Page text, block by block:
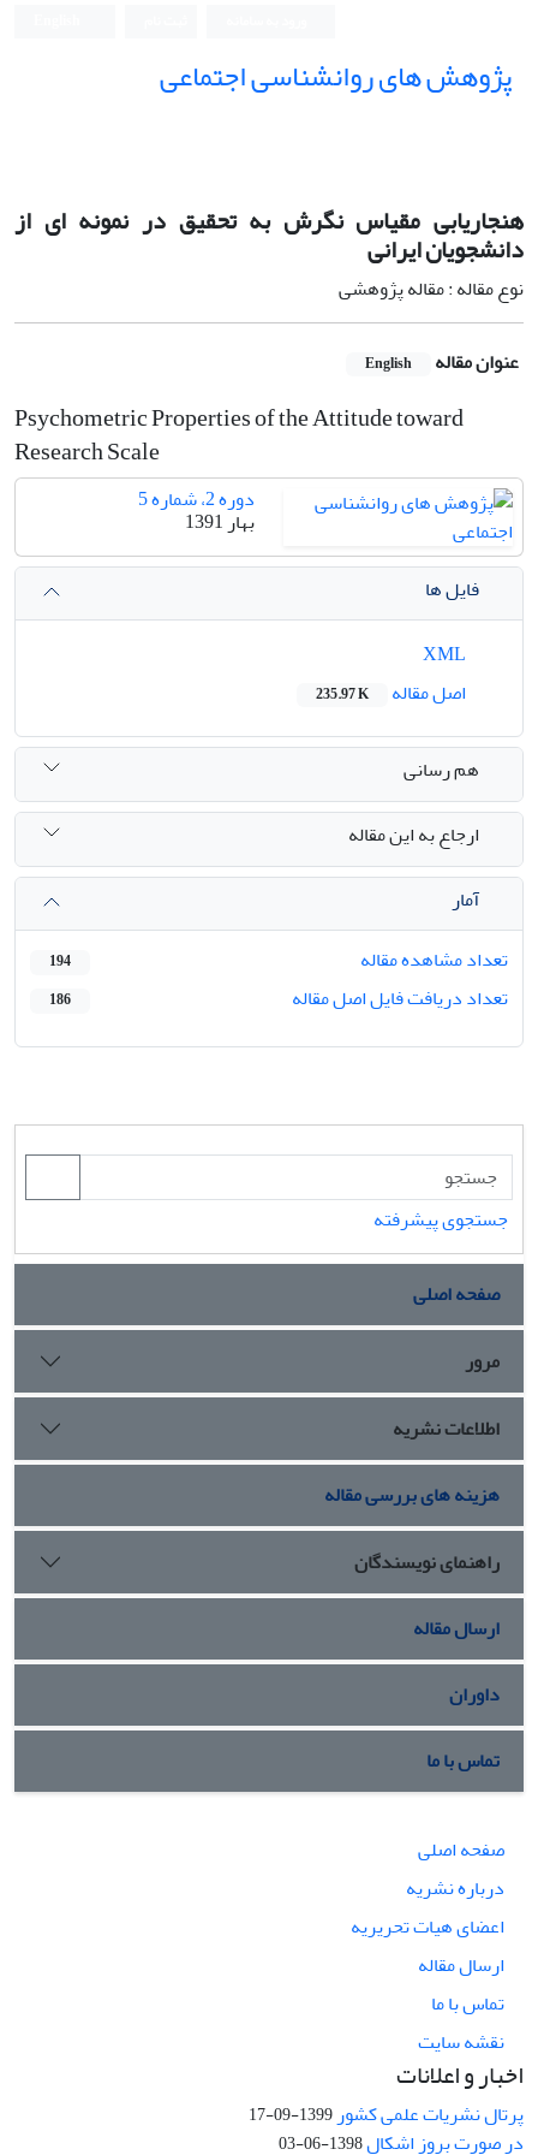
پژوهش های روانشناسی اجتماعی
هنجاریابی مقیاس نگرش به تحقیق در نمونه ای از
دانشجویان ایرانی
نوع مقاله : مقاله پژوهشی
عنوان مقاله English
Psychometric Properties of the Attitude toward
Research Scale
دوره 2، شماره 5
بهار 1391
فایل ها
اصل مقاله
235.97 K
هم رسانی
ارجاع به این مقاله
آمار
تعداد مشاهده مقاله
194
تعداد دریافت فایل اصل مقاله 186
جستجوی پیشرفته
صفحه اصلی
مرور
اطلاعات نشریه
هزینه های بررسی مقاله
راهنمای نویسندگان
ارسال مقاله
داوران
تماس با ما
صفحه اصلی
درباره نشریه
اعضای هیات تحریریه
ارسال مقاله
تماس با ما
نقشه سایت
اخبار و اعلانات
پرتال نشریات علمی کشور1399-09-17
در صورت بروز اشکال1398-06-03